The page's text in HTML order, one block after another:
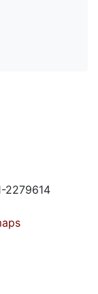
2279614